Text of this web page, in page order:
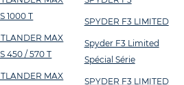
1000 T
MAX
450 / 570 T
MAX
SPYDER F3 LIMITED
Spyder F3 Limited
Spécial Série
SPYDER F3 LIMITED